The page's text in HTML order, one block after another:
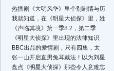
热播剧《大明风华》里个别剧情与历
我就知道，在《明星大侦探》里，姓
《声临其境》第一季8.2，第二季
《明星大侦探》里出现的法律知识
BBC出品的爱情剧，只有四集，太
张一山开启直男兔耳戴法！以为刘星
盘点《明星大侦探》那些令人意难忘